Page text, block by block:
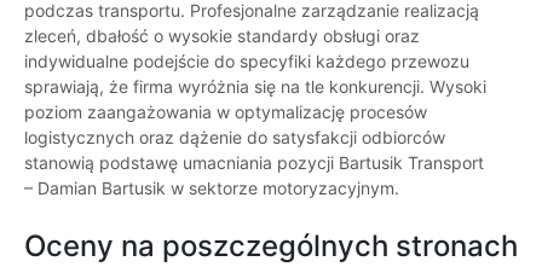
podczas transportu. Profesjonalne zarządzanie realizacją
zleceń, dbałość o wysokie standardy obsługi oraz
indywidualne podejście do specyfiki każdego przewozu
sprawiają, że firma wyróżnia się na tle konkurencji. Wysoki
poziom zaangażowania w optymalizację procesów
logistycznych oraz dążenie do satysfakcji odbiorców
stanowią podstawę umacniania pozycji Bartusik Transport
– Damian Bartusik w sektorze motoryzacyjnym.
Oceny na poszczególnych stronach